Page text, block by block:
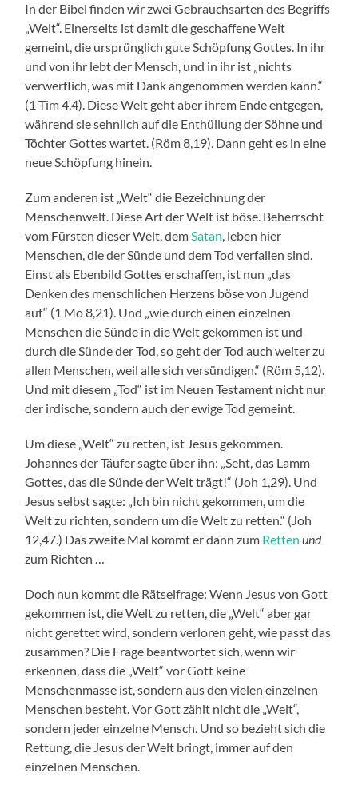
In der Bibel finden wir zwei Gebrauchsarten des Begriffs
„Welt“. Einerseits ist damit die geschaffene Welt
gemeint, die ursprünglich gute Schöpfung Gottes. In ihr
und von ihr lebt der Mensch, und in ihr ist „nichts
verwerflich, was mit Dank angenommen werden kann.“
(1 Tim 4,4). Diese Welt geht aber ihrem Ende entgegen,
während sie sehnlich auf die Enthüllung der Söhne und
Töchter Gottes wartet. (Röm 8,19). Dann geht es in eine
neue Schöpfung hinein.
Zum anderen ist „Welt“ die Bezeichnung der
Menschenwelt. Diese Art der Welt ist böse. Beherrscht
vom Fürsten dieser Welt, demSatan, leben hier
Menschen, die der Sünde und dem Tod verfallen sind.
Einst als Ebenbild Gottes erschaffen, ist nun „das
Denken des menschlichen Herzens böse von Jugend
auf“ (1 Mo 8,21). Und „wie durch einen einzelnen
Menschen die Sünde in die Welt gekommen ist und
durch die Sünde der Tod, so geht der Tod auch weiter zu
allen Menschen, weil alle sich versündigen.“ (Röm 5,12).
Und mit diesem „Tod“ ist im Neuen Testament nicht nur
der irdische, sondern auch der ewige Tod gemeint.
Um diese „Welt“ zu retten, ist Jesus gekommen.
Johannes der Täufer sagte über ihn: „Seht, das Lamm
Gottes, das die Sünde der Welt trägt!“ (Joh 1,29). Und
Jesus selbst sagte: „Ich bin nicht gekommen, um die
Welt zu richten, sondern um die Welt zu retten.“ (Joh
12,47.) Das zweite Mal kommt er dann zum Retten und
zum Richten …
Doch nun kommt die Rätselfrage: Wenn Jesus von Gott
gekommen ist, die Welt zu retten, die „Welt“ aber gar
nicht gerettet wird, sondern verloren geht, wie passt das
zusammen? Die Frage beantwortet sich, wenn wir
erkennen, dass die „Welt“ vor Gott keine
Menschenmasse ist, sondern aus den vielen einzelnen
Menschen besteht. Vor Gott zählt nicht die „Welt“,
sondern jeder einzelne Mensch. Und so bezieht sich die
Rettung, die Jesus der Welt bringt, immer auf den
einzelnen Menschen.